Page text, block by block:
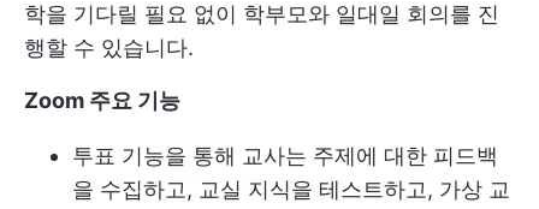
학을 기다릴 필요 없이 학부모와 일대일 회의를 진
행할 수 있습니다.
Zoom 주요 기능
투표 기능을 통해 교사는 주제에 대한 피드백
을 수집하고, 교실 지식을 테스트하고, 가상 교